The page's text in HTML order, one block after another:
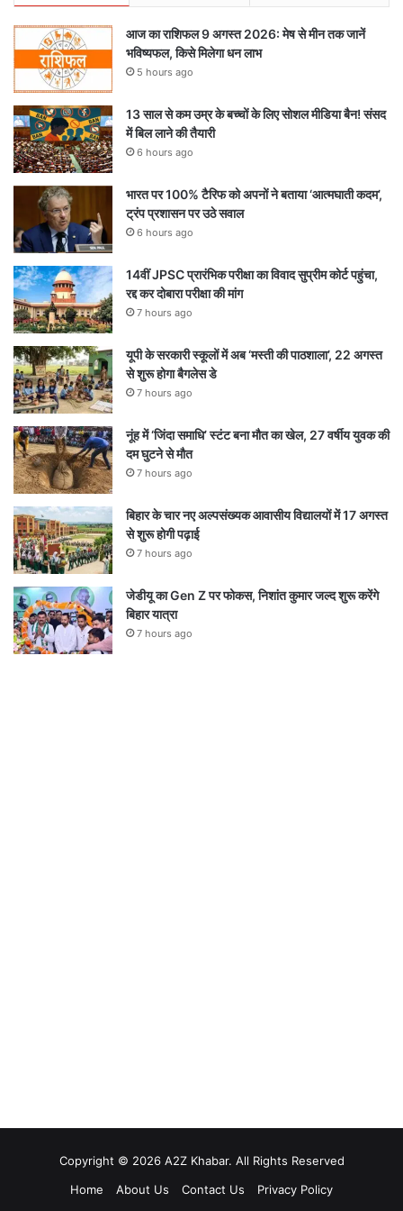
आज का राशिफल 9 अगस्त 2026: मेष से मीन तक जानें
भविष्यफल, किसे मिलेगा धन लाभ
5 hours ago
13 साल से कम उम्र के बच्चों के लिए सोशल मीडिया बैन! संसद
में बिल लाने की तैयारी
6 hours ago
भारत पर 100% टैरिफ को अपनों ने बताया ‘आत्मघाती कदम’,
ट्रंप प्रशासन पर उठे सवाल
6 hours ago
14वीं JPSC प्रारंभिक परीक्षा का विवाद सुप्रीम कोर्ट पहुंचा,
रद्द कर दोबारा परीक्षा की मांग
7 hours ago
यूपी के सरकारी स्कूलों में अब ‘मस्ती की पाठशाला’, 22 अगस्त
से शुरू होगा बैगलेस डे
7 hours ago
नूंह में ‘जिंदा समाधि’ स्टंट बना मौत का खेल, 27 वर्षीय युवक की
दम घुटने से मौत
7 hours ago
बिहार के चार नए अल्पसंख्यक आवासीय विद्यालयों में 17 अगस्त
से शुरू होगी पढ़ाई
7 hours ago
जेडीयू का Gen Z पर फोकस, निशांत कुमार जल्द शुरू करेंगे
बिहार यात्रा
7 hours ago
Copyright © 2026 A2Z Khabar. All Rights Reserved
Home
About Us Contact Us Privacy Policy